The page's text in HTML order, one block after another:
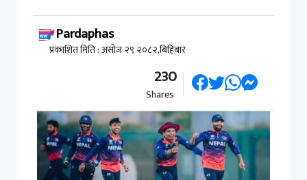
Pardaphas
प्रकाशित मिति : असोज २९ २०८२,बिहिबार
230
Shares